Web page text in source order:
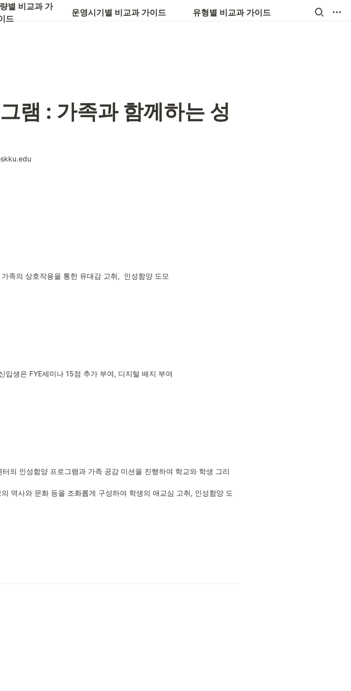
별 비교과 가
드
운영시기별 비교과 가이드 유형별 비교과 가이드
역량
램 : 가족과 함께하는 성
족의 상호작용을 통한 유대감 고취,  인성함양 도모
입생은 FYE세미나 15점 추가 부여, 디지털 배지 부여
의 인성함양 프로그램과 가족 공감 미션을 진행하여 학교와 학생 그리
역사와 문화 등을 조화롭게 구성하여 학생의 애교심 고취, 인성함양 도